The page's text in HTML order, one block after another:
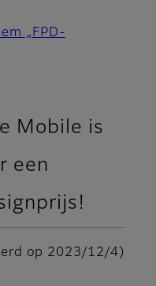
„FPD-
Mobile is
een
op 2023/12/4)